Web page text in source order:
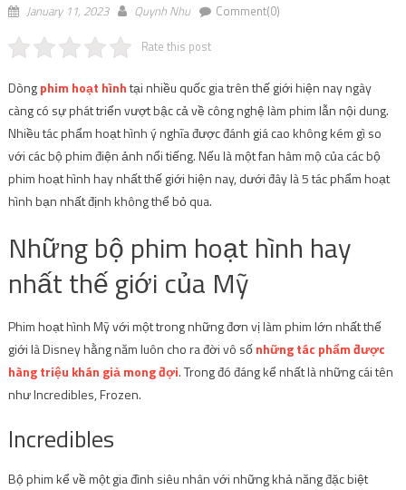
January 11, 2023 Quynh Nhu Comment(0)
Rate this post
Dòngphim hoạt hìnhtại nhiều quốc gia trên thế giới hiện nay ngày
càng có sự phát triển vượt bậc cả về công nghệ làm phim lẫn nội dung.
Nhiều tác phẩm hoạt hình ý nghĩa được đánh giá cao không kém gì so
với các bộ phim điện ảnh nổi tiếng. Nếu là một fan hâm mộ của các bộ
phim hoạt hình hay nhất thế giới hiện nay, dưới đây là 5 tác phẩm hoạt
hình bạn nhất định không thể bỏ qua.
Những bộ phim hoạt hình hay
nhất thế giới của Mỹ
Phim hoạt hình Mỹ với một trong những đơn vị làm phim lớn nhất thế
giới là Disney hằng năm luôn cho ra đời vô sốnhững tác phẩm được
hàng triệu khán giả mong đợi. Trong đó đáng kể nhất là những cái tên
như Incredibles, Frozen.
Incredibles
Bộ phim kể về một gia đình siêu nhân với những khả năng đặc biệt